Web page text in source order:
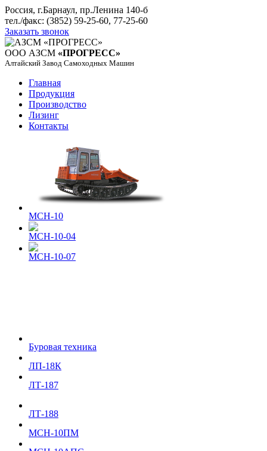
Россия, г.Барнаул, пр.Ленина 140-б
тел./факс: (3852) 59-25-60, 77-25-60
Заказать звонок
ООО АЗСМ «ПРОГРЕСС»
Алтайский Завод Самоходных Машин
Главная
Продукция
Производство
Лизинг
Контакты
МСН-10
МСН-10-04
МСН-10-07
Буровая техника
ЛП-18К
ЛТ-187
ЛТ-188
МСН-10ПМ